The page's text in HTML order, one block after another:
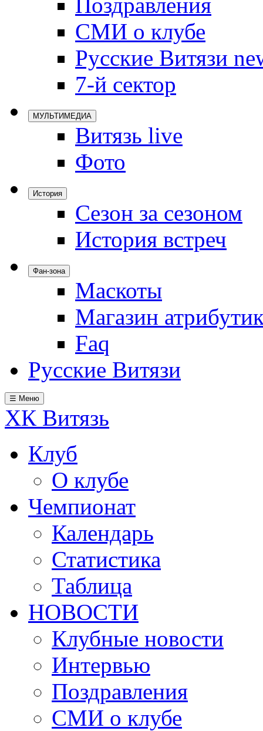
СМИ о клубе
Русские Витязи
7-й сектор
МУЛЬТИМЕДИА
Витязь live
Фото
История
Сезон за сезоном
История встреч
Фан-зона
Маскоты
Магазин
Faq
Русские Витязи
☰ Меню
ХК Витязь
Клуб
О клубе
Чемпионат
Календарь
Статистика
Таблица
НОВОСТИ
Клубные новости
Интервью
Поздравления
СМИ о клубе